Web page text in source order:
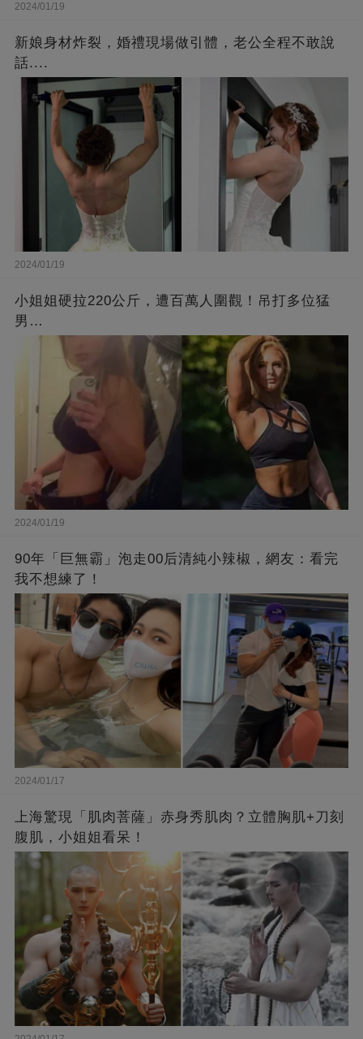
2024/01/19
新娘身材炸裂，婚禮現場做引體，老公全程不敢說
話....
2024/01/19
小姐姐硬拉220公斤，遭百萬人圍觀！吊打多位猛
男…
2024/01/19
90年「巨無霸」泡走00后清純小辣椒，網友：看完
我不想練了！
2024/01/17
上海驚現「肌肉菩薩」赤身秀肌肉？立體胸肌+刀刻
腹肌，小姐姐看呆！